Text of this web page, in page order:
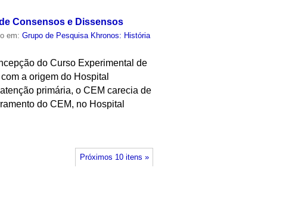
Consensos e Dissensos
em:Grupo de Pesquisa Khronos: História
do Curso Experimental de
a origem do Hospital
primária, o CEM carecia de
do CEM, no Hospital
Próximos 10 itens »